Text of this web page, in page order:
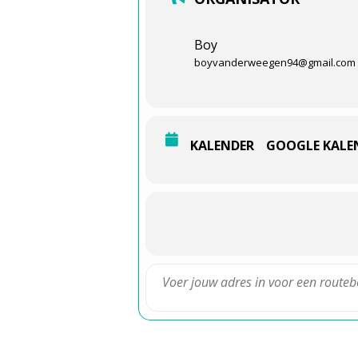
Boy
boyvanderweegen94@gmail.com
KALENDER GOOGLE